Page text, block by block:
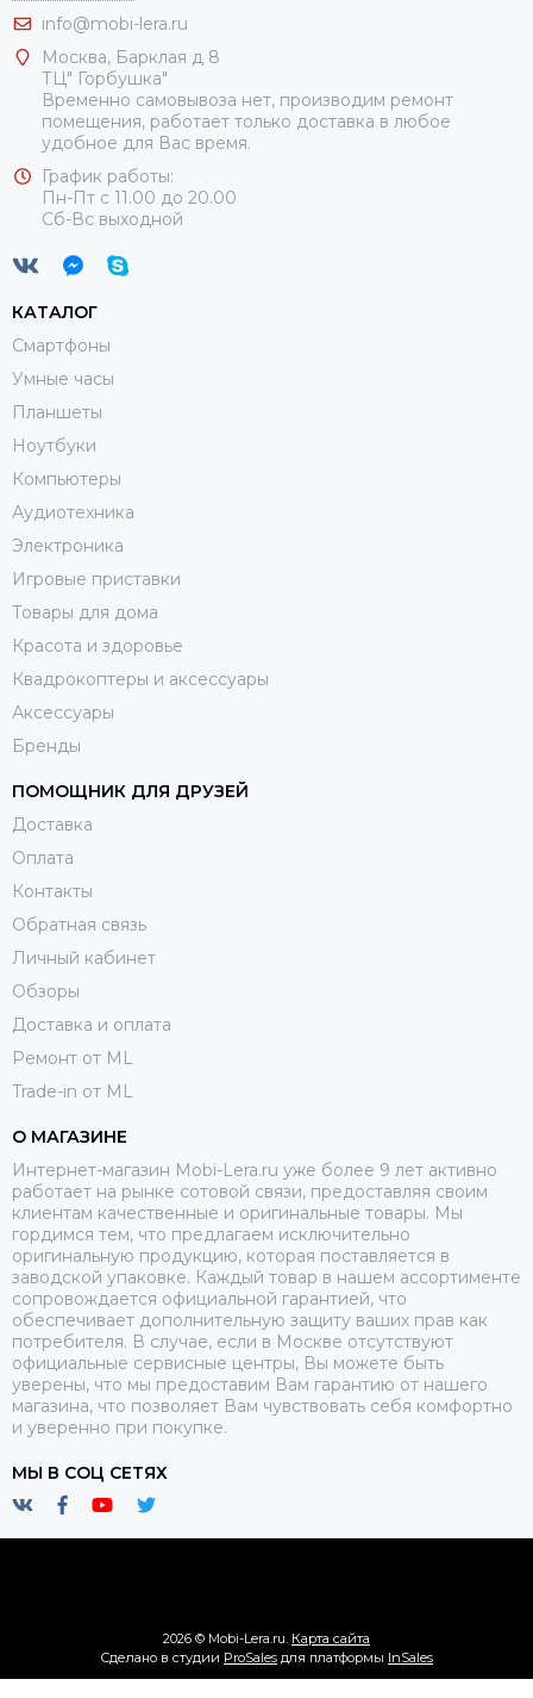
info@mobi-lera.ru
Москва, Барклая д 8
ТЦ" Горбушка"
Временно самовывоза нет, производим ремонт
помещения, работает только доставка в любое
удобное для Вас время.
График работы:
Пн-Пт с 11.00 до 20.00
Сб-Вс выходной
КАТАЛОГ
Смартфоны
Умные часы
Планшеты
Ноутбуки
Компьютеры
Аудиотехника
Электроника
Игровые приставки
Товары для дома
Красота и здоровье
Квадрокоптеры и аксессуары
Аксессуары
Бренды
ПОМОЩНИК ДЛЯ ДРУЗЕЙ
Доставка
Оплата
Контакты
Обратная связь
Личный кабинет
Обзоры
Доставка и оплата
Ремонт от ML
Trade-in от ML
О МАГАЗИНЕ
Интернет-магазин Mobi-Lera.ru уже более 9 лет активно
работает на рынке сотовой связи, предоставляя своим
клиентам качественные и оригинальные товары. Мы
гордимся тем, что предлагаем исключительно
оригинальную продукцию, которая поставляется в
заводской упаковке. Каждый товар в нашем ассортименте
сопровождается официальной гарантией, что
обеспечивает дополнительную защиту ваших прав как
потребителя. В случае, если в Москве отсутствуют
официальные сервисные центры, Вы можете быть
уверены, что мы предоставим Вам гарантию от нашего
магазина, что позволяет Вам чувствовать себя комфортно
и уверенно при покупке.
МЫ В СОЦ СЕТЯХ
2026 © Mobi-Lera.ru. Карта сайта
Сделано в студии ProSales для платформы InSales